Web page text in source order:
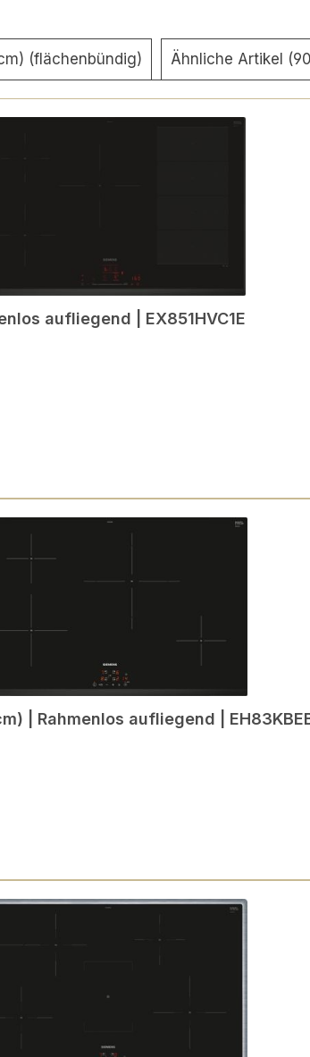
(flächenbündig) Ähnliche Artikel
aufliegend | EX851HVC1E
| Rahmenlos aufliegend |